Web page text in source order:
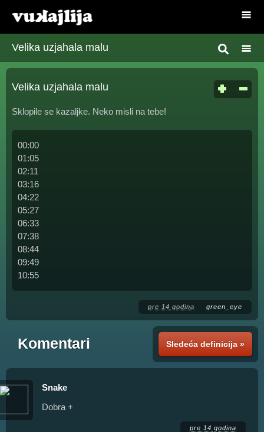
Velika uzjahala malu
Velika uzjahala malu
Sklopile se kazaljke. Neko misli na tebe!
00:00
01:05
02:11
03:16
04:22
05:27
06:33
07:38
08:44
09:49
10:55
pre 14 godina green_eye
Sledeća definicija »
Komentari
Snake
Dobra +
pre 14 godina